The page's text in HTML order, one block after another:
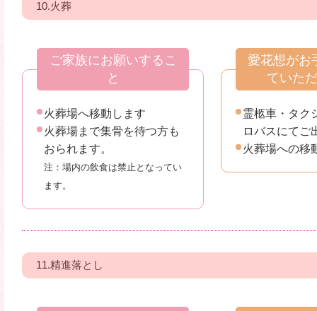
10.火葬
ご家族にお願いするこ
と
火葬場へ移動します
火葬場まで集骨を待つ方も
おられます。
注：場内の飲食は禁止となってい
ます。
愛花想がお
ていた
霊柩車・タク
ロバスにてご
火葬場への移
11.精進落とし